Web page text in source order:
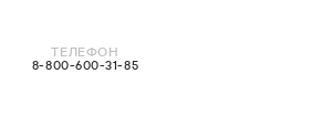
ТЕЛЕФОН
8-800-600-31-85